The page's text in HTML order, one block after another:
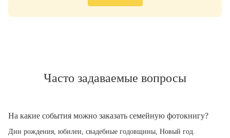
Часто задаваемые вопросы
На какие события можно заказать семейную фотокнигу?
Дни рождения, юбилеи, свадебные годовщины, Новый год.